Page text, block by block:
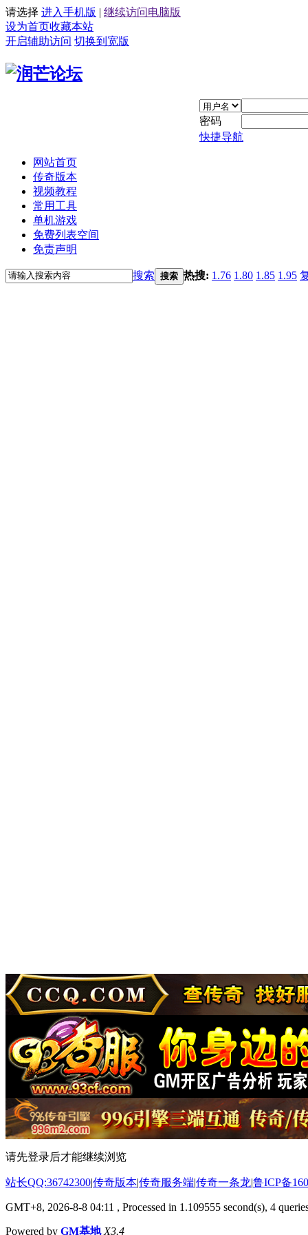
请选择 进入手机版 | 继续访问电脑版
设为首页收藏本站
开启辅助访问 切换到宽版
密码
快捷导航
网站首页
传奇版本
视频教程
常用工具
单机游戏
免费列表空间
免责声明
搜索 搜索 热搜: 1.76 1.80 1.85 1.95
请先登录后才能继续浏览
站长QQ:36742300|传奇版本|传奇服务端|传奇一条龙|鲁ICP备
GMT+8, 2026-8-8 04:11 , Processed in 1.109555 second(s), 4
Powered by GM基地 X3.4